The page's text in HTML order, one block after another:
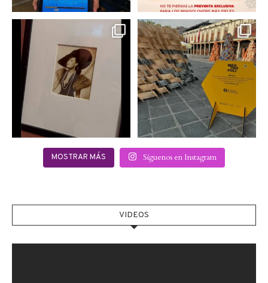
Hoy sábado 28 de
septiembre se inauguró
en...
2 0
Este fin de semana no te
pierdas @mextropoli, el...
2 0
MOSTRAR MÁS Síguenos en Instagram
VIDEOS